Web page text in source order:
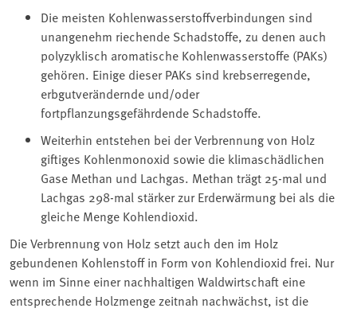
Die meisten Kohlenwasserstoffverbindungen sind
unangenehm riechende Schadstoffe, zu denen auch
polyzyklisch aromatische Kohlenwasserstoffe (PAKs)
gehören. Einige dieser PAKs sind krebserregende,
erbgutverändernde und/oder
fortpflanzungsgefährdende Schadstoffe.
Weiterhin entstehen bei der Verbrennung von Holz
giftiges Kohlenmonoxid sowie die klimaschädlichen
Gase Methan und Lachgas. Methan trägt 25-mal und
Lachgas 298-mal stärker zur Erderwärmung bei als die
gleiche Menge Kohlendioxid.
Die Verbrennung von Holz setzt auch den im Holz
gebundenen Kohlenstoff in Form von Kohlendioxid frei. Nur
wenn im Sinne einer nachhaltigen Waldwirtschaft eine
entsprechende Holzmenge zeitnah nachwächst, ist die